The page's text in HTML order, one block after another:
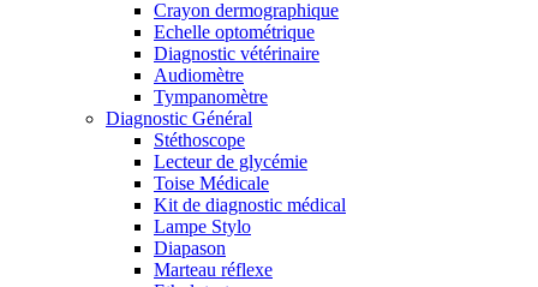
Crayon dermographique
Echelle optométrique
Diagnostic vétérinaire
Audiomètre
Tympanomètre
Diagnostic Général
Stéthoscope
Lecteur de glycémie
Toise Médicale
Kit de diagnostic médical
Lampe Stylo
Diapason
Marteau réflexe